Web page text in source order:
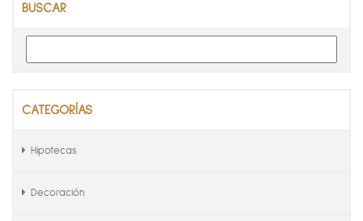
BUSCAR
CATEGORÍAS
Hipotecas
Decoración